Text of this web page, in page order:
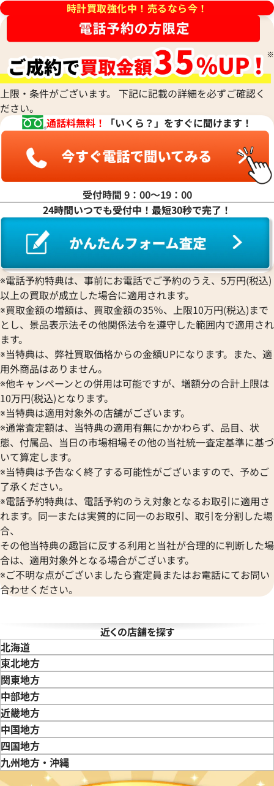
ィノ IW391008
格
9日時点の参考買取価格です
IWC ポートフィノ IW391002
参考買取価格
398,000
※2024年7月9日時点の参考買
イマー オートマティック
格
日時点の参考買取価格です
373,000円
※2024年6月27日時点の参考
格
日時点の参考買取価格です
IWC ポートフィノ IW378303
※2024年7月27日時点の参考
Alain Silberstein
アラン・シルベスタイン
Armand Nicolet
アルマン・ニコレ
WALTHAM
ウォルサム
HUBLOT
ウブロ
ETERNA
エテルナ
EDOX
エドックス
EBERHARD
エベラール
EBEL
エベル
EPOS
Hermes
エルメス
OMEGA
オメガ
ORIENT
オリエント
ORIS
オリス
Audemars Piguet
オーデマ ピゲ
Vacheron Constantin
ヴァシュロン・コンスタンタン
Van Cleef & Arpels
ヴァンクリーフ＆アーペル
Versace
ヴェルサーチ
Wempe
クインティング
Cuervo y Sobrinos
クエルボ・イ・ソブリノス
CVSTOS
クストス
Chronoswiss
クロノスイス
GUCCI
グッチ
Graham
グラハム
グランドセイコー
CORUM
コルム
Concord
コンコルド
Chopard
ショパール
CHAUMET
ショーメ
Jacob & Co.
ジェイコブ
Gerald Genta
ジェラルド・ジェンタ
Jaeger-LeCoultre
ジャケ・ドロー
Girard-Perregaux
ジラール・ペルゴ
Sinn
ジン
STOWA
ストーヴァ
SEIKO
セイコー
CENTURY
センチュリー
ZENITH
ゼニス
チューダー(チュードル)
ティファニー
Dior
ディオール
Harry Winston
ハリー・ウィンストン
Patek Philippe
Panerai
パネライ
Parmigiani Fleurier
パルミジャーニ・フルリエ
Piaget
PIERRE KUNZ
ピエール・クンツ
FRANCK MULLER
フランク ミュラー
BOUCHERON
ブシュロン
BREITLING
ブライトリング
Blancpain
ブランパン
BVLGARI
ブルガリ
Breguet
ブレゲ
BULOVA
ブローバ
Bell & Ross
ベル＆ロス
BAUME＆MERCIER
ボーム＆メルシエ
BALL Watch
ボール ウォッチ
MAURICE LACROIX
モーリス・ラクロア
RALPH LAUREN
ラルフ ローレン
リシャール・ミル
Louis Vuitton
ルイ・ヴィトン
Luminox
ルミノックス
Ressence
ROGER DUBUIS
ロジェ・デュブイ
ROLEX
ロレックス
LONGINES
ロンジン
時計買取強化中！売るなら今！
上限・条件がございます。 下記に記載の詳細を必ずご確認く
ださい。
通話料無料！
「いくら？」をすぐに聞けます！
受付時間 9：00〜19：00
24時間いつでも受付中！最短30秒で完了！
※電話予約特典は、事前にお電話でご予約のうえ、5万円(税込)
以上の買取が成立した場合に適用されます。
※買取金額の増額は、買取金額の35％、上限10万円(税込)まで
とし、景品表示法その他関係法令を遵守した範囲内で適用され
ます。
※当特典は、弊社買取価格からの金額UPになります。また、適
用外商品はありません。
※他キャンペーンとの併用は可能ですが、増額分の合計上限は
10万円(税込)となります。
※当特典は適用対象外の店舗がございます。
※通常査定額は、当特典の適用有無にかかわらず、品目、状
態、付属品、当日の市場相場その他の当社統一査定基準に基づ
いて算定します。
※当特典は予告なく終了する可能性がございますので、予めご
了承ください。
※電話予約特典は、電話予約のうえ対象となるお取引に適用さ
れます。同一または実質的に同一のお取引、取引を分割した場
合、
その他当特典の趣旨に反する利用と当社が合理的に判断した場
合は、適用対象外となる場合がございます。
※ご不明な点がございましたら査定員またはお電話にてお問い
合わせください。
近くの店舗を探す
北海道
東北地方
青森県岩手県
関東地方
東京都神奈川県
中部地方
新潟県富山県
近畿地方
三重県滋賀県
中国地方
鳥取県島根県
四国地方
徳島県香川県愛媛県
九州地方・沖縄
福岡県
佐賀県 長崎県 熊本県大分県宮崎県鹿児島県